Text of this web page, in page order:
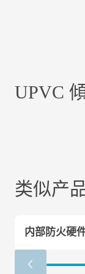
UPVC
类似产
内部防火硬